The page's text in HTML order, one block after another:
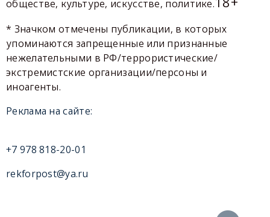
обществе, культуре, искусстве, политике.
* Значком отмечены публикации, в которых
упоминаются запрещенные или признанные
нежелательными в РФ/террористические/
экстремистские организации/персоны и
иноагенты.
Реклама на сайте:
+7 978 818-20-01
rekforpost@ya.ru